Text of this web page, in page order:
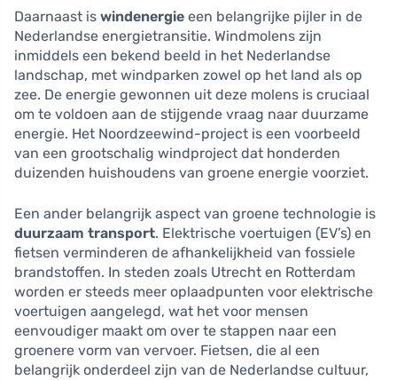
Daarnaast is windenergie een belangrijke pijler in de
Nederlandse energietransitie. Windmolens zijn
inmiddels een bekend beeld in het Nederlandse
landschap, met windparken zowel op het land als op
zee. De energie gewonnen uit deze molens is cruciaal
om te voldoen aan de stijgende vraag naar duurzame
energie. Het Noordzeewind-project is een voorbeeld
van een grootschalig windproject dat honderden
duizenden huishoudens van groene energie voorziet.
Een ander belangrijk aspect van groene technologie is
duurzaam transport. Elektrische voertuigen (EV’s) en
fietsen verminderen de afhankelijkheid van fossiele
brandstoffen. In steden zoals Utrecht en Rotterdam
worden er steeds meer oplaadpunten voor elektrische
voertuigen aangelegd, wat het voor mensen
eenvoudiger maakt om over te stappen naar een
groenere vorm van vervoer. Fietsen, die al een
belangrijk onderdeel zijn van de Nederlandse cultuur,